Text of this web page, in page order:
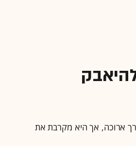
עוד דרך ארוכה, אך היא מקרבת את